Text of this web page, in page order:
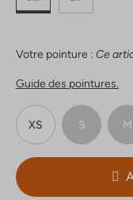
Votre pointure : Ce
Guide des pointures.
XS S M